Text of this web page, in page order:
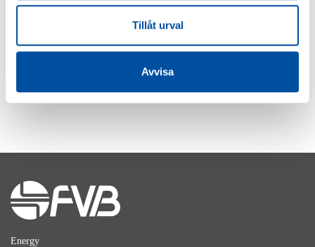
Tillåt urval
Avvisa
at this year’s FVB Day
Energy